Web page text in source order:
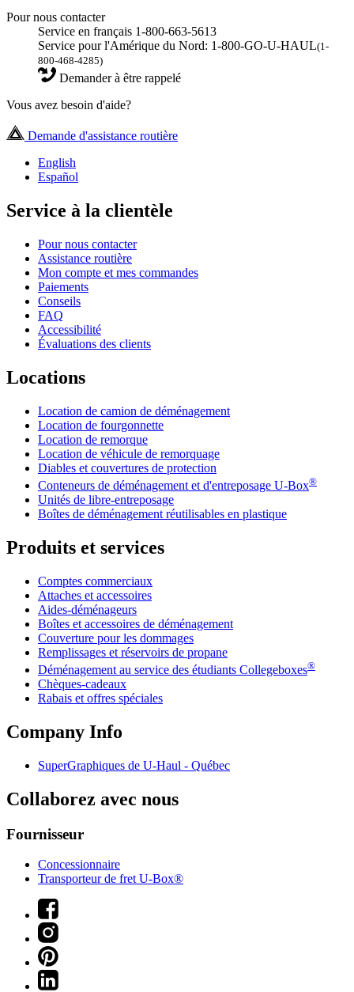
Pour nous contacter
Service en français 1-800-663-5613
Service pour l'Amérique du Nord: 1-800-GO-U-HAUL(1-
800-468-4285)
Demander à être rappelé
Vous avez besoin d'aide?
Demande d'assistance routière
English
Español
Service à la clientèle
Pour nous contacter
Assistance routière
Mon compte et mes commandes
Paiements
Conseils
FAQ
Accessibilité
Évaluations des clients
Locations
Location de camion de déménagement
Location de fourgonnette
Location de remorque
Location de véhicule de remorquage
Diables et couvertures de protection
Conteneurs de déménagement et d'entreposage U-Box®
Unités de libre-entreposage
Boîtes de déménagement réutilisables en plastique
Produits et services
Comptes commerciaux
Attaches et accessoires
Aides-déménageurs
Boîtes et accessoires de déménagement
Couverture pour les dommages
Remplissages et réservoirs de propane
Déménagement au service des étudiants Collegeboxes®
Chèques-cadeaux
Rabais et offres spéciales
Company Info
SuperGraphiques de U-Haul - Québec
Collaborez avec nous
Fournisseur
Concessionnaire
Transporteur de fret U-Box®